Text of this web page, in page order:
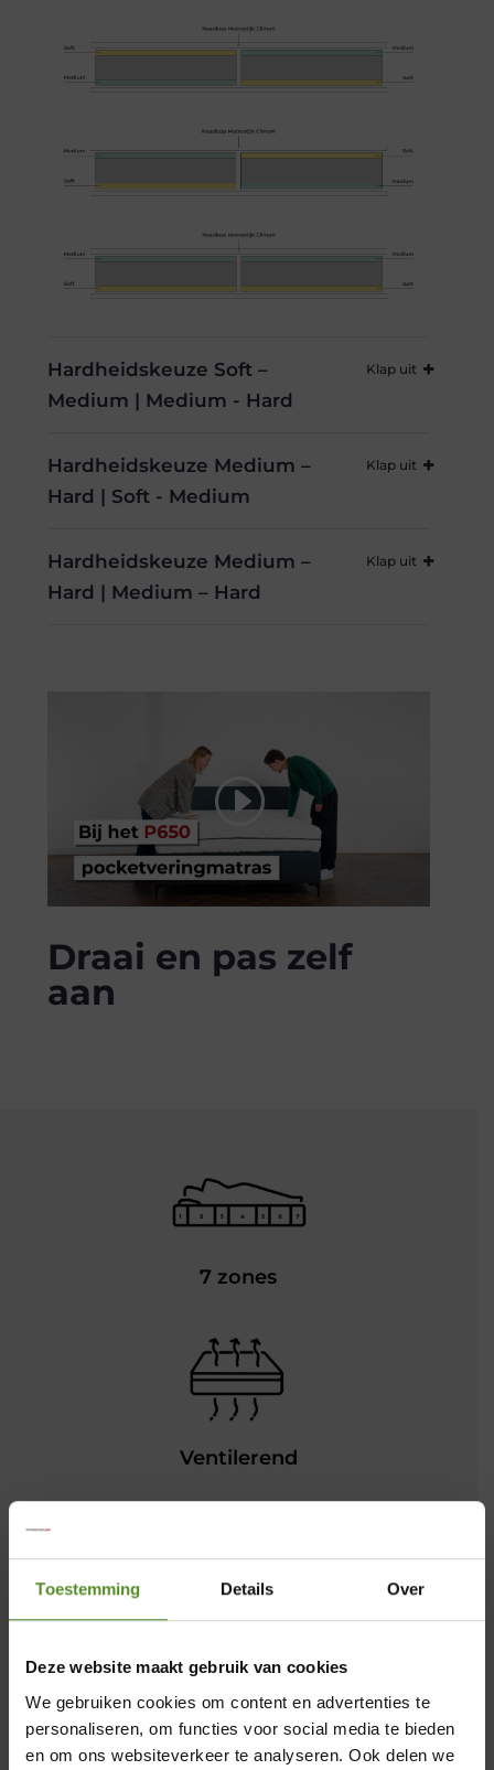
Toestemming Details Over
Deze website maakt gebruik van cookies
We gebruiken cookies om content en advertenties te
personaliseren, om functies voor social media te bieden
en om ons websiteverkeer te analyseren. Ook delen we
Hardheidskeuze Soft –
Medium | Medium - Hard
Hardheidskeuze Medium –
Hard | Soft - Medium
Hardheidskeuze Medium –
Hard | Medium – Hard
Draai en pas zelf
aan
7 zones
Ventilerend